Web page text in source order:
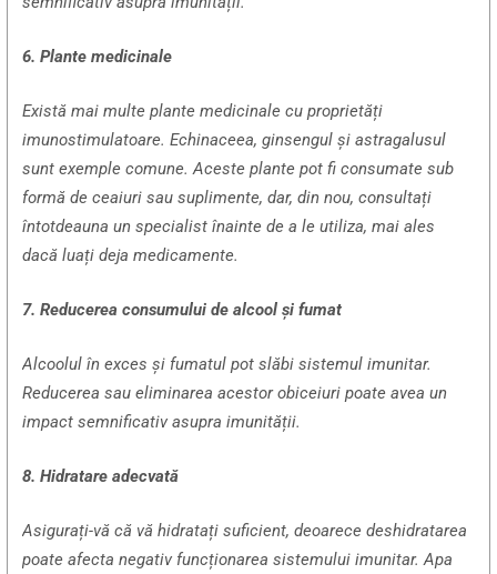
6. Plante medicinale
Există mai multe plante medicinale cu proprietăți
imunostimulatoare. Echinaceea, ginsengul și astragalusul
sunt exemple comune. Aceste plante pot fi consumate sub
formă de ceaiuri sau suplimente, dar, din nou, consultați
întotdeauna un specialist înainte de a le utiliza, mai ales
dacă luați deja medicamente.
7. Reducerea consumului de alcool și fumat
Alcoolul în exces și fumatul pot slăbi sistemul imunitar.
Reducerea sau eliminarea acestor obiceiuri poate avea un
impact semnificativ asupra imunității.
8. Hidratare adecvată
Asigurați-vă că vă hidratați suficient, deoarece deshidratarea
poate afecta negativ funcționarea sistemului imunitar. Apa